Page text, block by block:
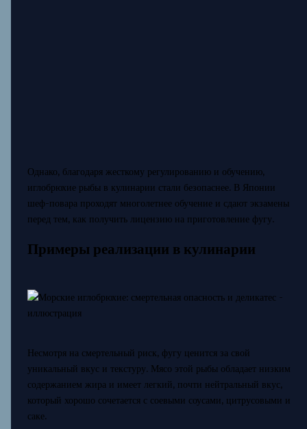
Однако, благодаря жесткому регулированию и обучению,
иглобрюхие рыбы в кулинарии стали безопаснее. В Японии
шеф-повара проходят многолетнее обучение и сдают экзамены
перед тем, как получить лицензию на приготовление фугу.
Примеры реализации в кулинарии
Несмотря на смертельный риск, фугу ценится за свой
уникальный вкус и текстуру. Мясо этой рыбы обладает низким
содержанием жира и имеет легкий, почти нейтральный вкус,
который хорошо сочетается с соевыми соусами, цитрусовыми и
саке.